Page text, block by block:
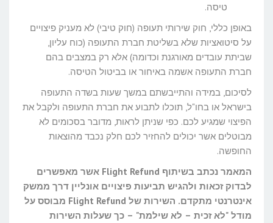
טיסה.
באופן כללי, חוק שירותי תעופה (חוק טיבי) לא מעניק פיצויים
על סיטואציות שלא בשליטת חברת התעופה (כוח עליון,
שביתת עובדים מאורגנת וכדומה) אלא רק במצבים בהם
חברת התעופה אשמה באיחור או בביטול הטיסה.
לסיכום, במידה והתייבשתם במשך שעות בשדה התעופה
בישראל או בחו"ל, תוכלו לתבוע את חברת התעופה ולקבל את
הפיצוי שמגיע לכם. כפי שניתן לראות, מדובר בסכומים לא
מבוטלים אשר יכולים להחזיר לכם חלק נכבד מהוצאות
החופשה.
המאמר נכתב בשיתוף Flight Refund אשר מאפשרים
לבדוק זכאות ולהגיש תביעות פיצויים אונליין דרך ממשק
אינטרנטי מתקדם. השירות של Flight Refund מבוסס על
מודל "לא זכית – לא שילמת" – כך שעלות השירות